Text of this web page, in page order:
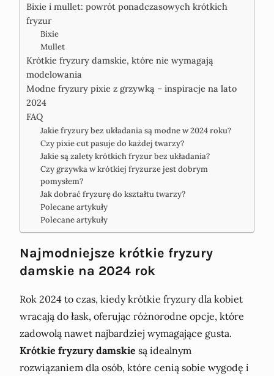
Bixie i mullet: powrót ponadczasowych krótkich
fryzur
Bixie
Mullet
Krótkie fryzury damskie, które nie wymagają
modelowania
Modne fryzury pixie z grzywką – inspiracje na lato
2024
FAQ
Jakie fryzury bez układania są modne w 2024 roku?
Czy pixie cut pasuje do każdej twarzy?
Jakie są zalety krótkich fryzur bez układania?
Czy grzywka w krótkiej fryzurze jest dobrym
pomysłem?
Jak dobrać fryzurę do kształtu twarzy?
Polecane artykuły
Polecane artykuły
Najmodniejsze krótkie fryzury
damskie na 2024 rok
Rok 2024 to czas, kiedy krótkie fryzury dla kobiet
wracają do łask, oferując różnorodne opcje, które
zadowolą nawet najbardziej wymagające gusta.
Krótkie fryzury damskie są idealnym
rozwiązaniem dla osób, które cenią sobie wygodę i